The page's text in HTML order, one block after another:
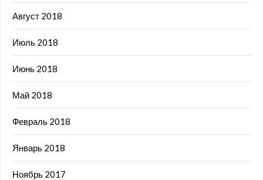
Август 2018
Июль 2018
Июнь 2018
Май 2018
Февраль 2018
Январь 2018
Ноябрь 2017